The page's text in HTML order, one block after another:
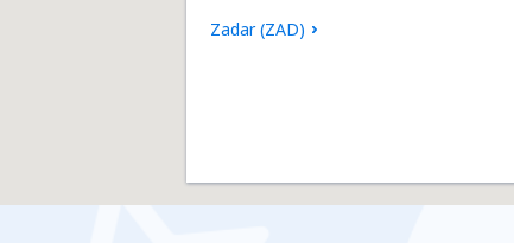
Zadar (ZAD)